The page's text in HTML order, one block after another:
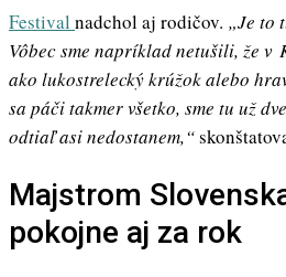
Festival nadchol aj rodičov. „Je to
Vôbec sme napríklad netušili, že v
ako lukostrelecký krúžok alebo
sa páči takmer všetko, sme tu už
odtiaľ asi nedostanem,“
Majstrom
pokojne aj za rok